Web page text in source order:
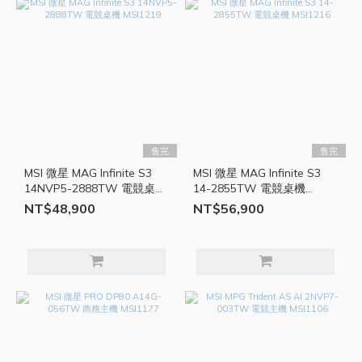
售完
MSI 微星 MAG Infinite S3
14NVP5-2888TW 電競桌機
MSI1219
NT$48,900
售完
MSI 微星 MAG Infinite S3
14-2855TW 電競桌機
MSI1216
NT$56,900